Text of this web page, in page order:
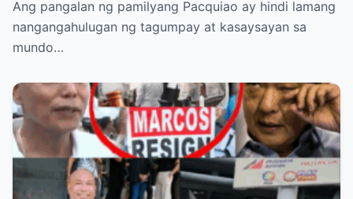
Ang pangalan ng pamilyang Pacquiao ay hindi lamang
nangangahulugan ng tagumpay at kasaysayan sa
mundo…